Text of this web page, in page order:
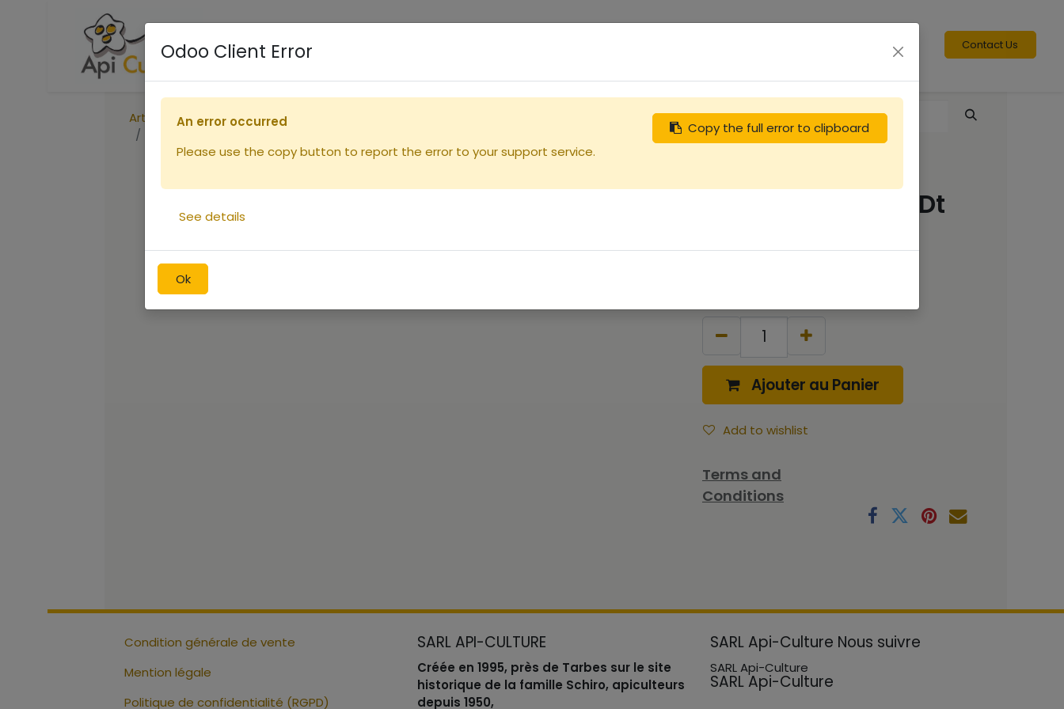
Accueil Boutique Contact Us
Articles
Cadres
Cadre de hausse Dt
Ajouter au Panier
Add to wishlist
Terms and
Conditions
Condition générale de vente
Mention légale
Politique de confidentialité (RGPD)
SARL API-CULTURE
Créée en 1995, près de Tarbes sur le site
historique de la famille Schiro, apiculteurs
depuis 1950,
SARL Api-Culture Nous suivre
SARL Api-Culture
SARL Api-Culture
Odoo Client Error
Ok
Copy the full error to clipboard
An error occurred
Please use the copy button to report the error to your support service.
See details